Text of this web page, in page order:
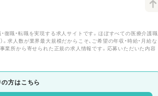
復職・転職を実現する求人サイトです。ほぼすべての医療介護職
求人数が業界最大規模だからこそ、ご希望の年収・時給・月給な
業所から寄せられた正規の求人情報です。応募いただいた内容
方はこちら